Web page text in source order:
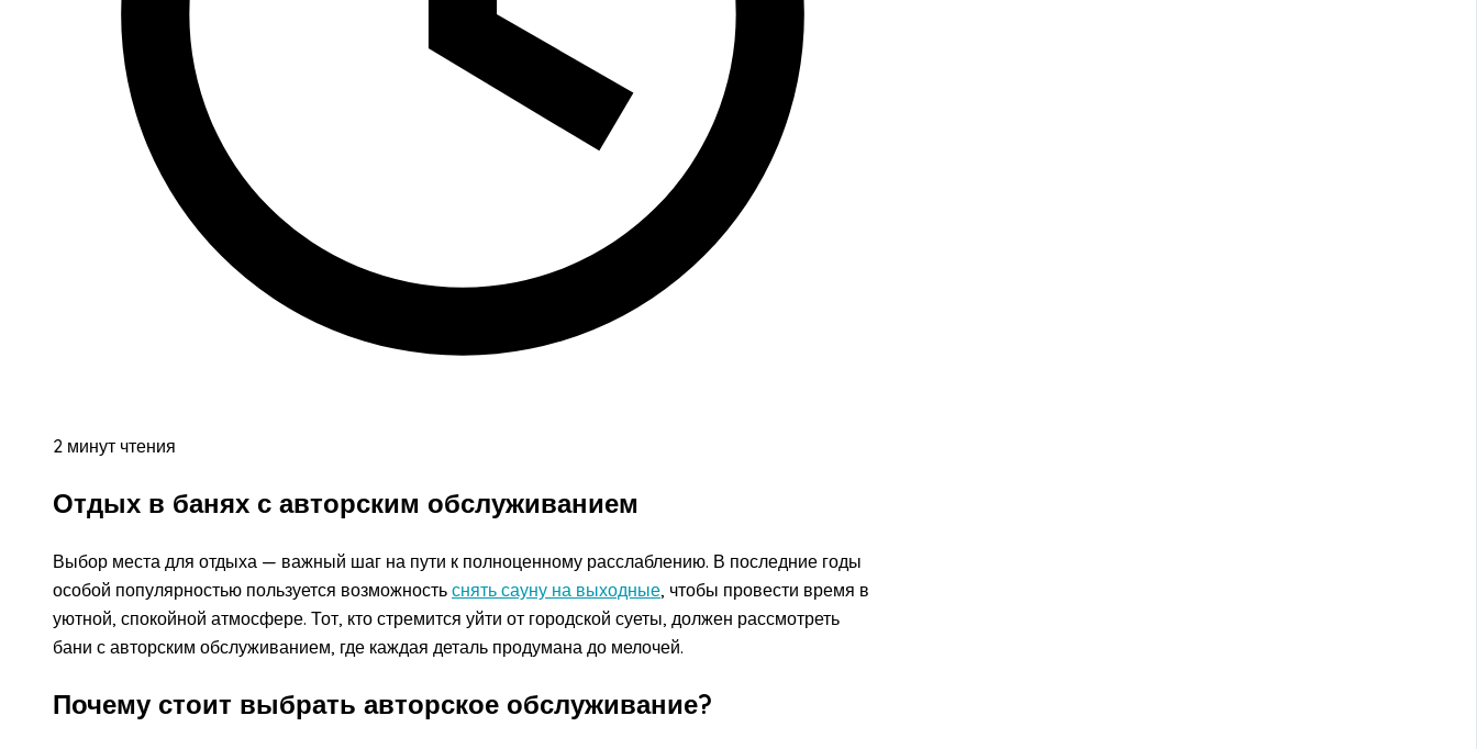
2 минут чтения
Отдых в банях с авторским обслуживанием
Выбор места для отдыха — важный шаг на пути к полноценному расслаблению. В последние годы
особой популярностью пользуется возможность снять сауну на выходные, чтобы провести время в
уютной, спокойной атмосфере. Тот, кто стремится уйти от городской суеты, должен рассмотреть
бани с авторским обслуживанием, где каждая деталь продумана до мелочей.
Почему стоит выбрать авторское обслуживание?